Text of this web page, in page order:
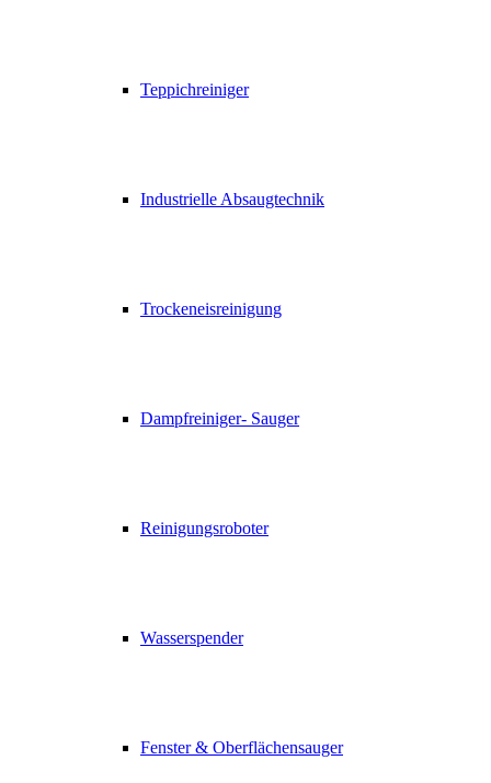
Teppichreiniger
Industrielle Absaugtechnik
Trockeneisreinigung
Dampfreiniger- Sauger
Reinigungsroboter
Wasserspender
Fenster & Oberflächensauger